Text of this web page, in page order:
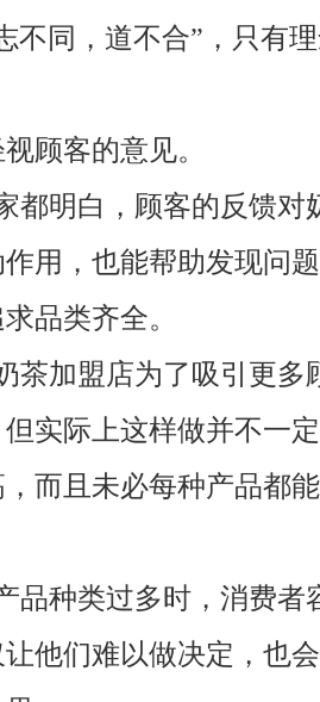
不同，道不合”，只有
顾客的意见。
都明白，顾客的反馈对
用，也能帮助发现问
品类齐全。
茶加盟店为了吸引更多
实际上这样做并不一
而且未必每种产品都
品种类过多时，消费者
让他们难以做决定，也